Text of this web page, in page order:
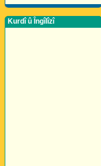
Kurdî û Îngîlîzî